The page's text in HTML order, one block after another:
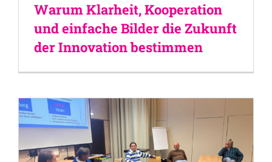
Warum Klarheit, Kooperation
und einfache Bilder die Zukunft
der Innovation bestimmen